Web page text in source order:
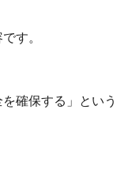
す。
確保する」という